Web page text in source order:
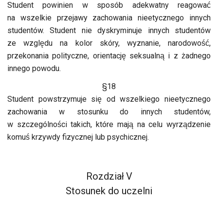
Student powinien w sposób adekwatny reagować
na wszelkie przejawy zachowania nieetycznego innych
studentów. Student nie dyskryminuje innych studentów
ze względu na kolor skóry, wyznanie, narodowość,
przekonania polityczne, orientację seksualną i z żadnego
innego powodu.
§18
Student powstrzymuje się od wszelkiego nieetycznego
zachowania w stosunku do innych studentów,
w szczególności takich, które mają na celu wyrządzenie
komuś krzywdy fizycznej lub psychicznej.
Rozdział V
Stosunek do uczelni